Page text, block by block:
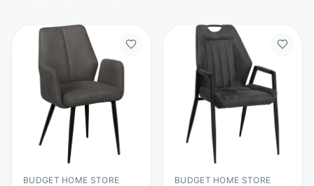
BUDGET HOME STORE BUDGET HOME STORE